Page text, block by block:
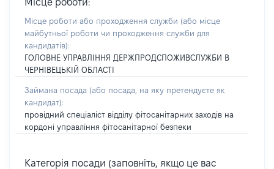
Місце роботи:
Місце роботи або проходження служби (або місце
майбутньої роботи чи проходження служби для
кандидатів):
ГОЛОВНЕ УПРАВЛІННЯ ДЕРЖПРОДСПОЖИВСЛУЖБИ В
ЧЕРНІВЕЦЬКІЙ ОБЛАСТІ
Займана посада (або посада, на яку претендуєте як
кандидат):
провідний спеціаліст відділу фітосанітарних заходів на
кордоні управління фітосанітарної безпеки
Категорія посади (заповніть, якщо це вас